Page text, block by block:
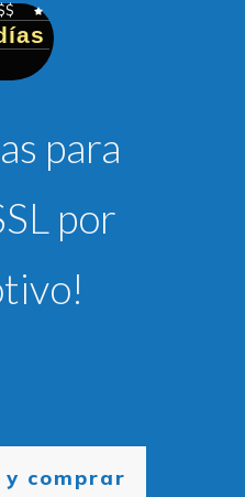
para
por
comprar